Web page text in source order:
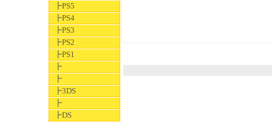
┣PS5
┣PS4
┣PS3
┣PS2
┣PS1
┣
┣
┣3DS
┣
┣DS